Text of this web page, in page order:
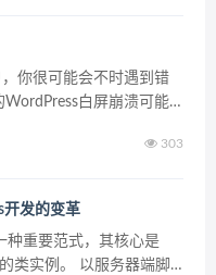
你很可能会不时遇到错
白屏崩溃可能
的点击量...
303
开发的变革
种重要范式，其核心是
类实例。 以服务器端脚